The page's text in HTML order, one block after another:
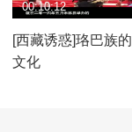
[西藏诱惑]珞巴族的
文化
00:10:12